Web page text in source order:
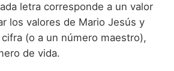
letra corresponde a un valor
los valores de Mario Jesús y
(o a un número maestro),
de vida.